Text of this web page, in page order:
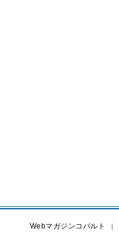
Webマガジンコバルト